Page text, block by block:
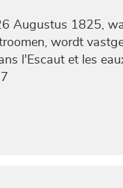
Augustus 1825,
wordt
l'Escaut et les